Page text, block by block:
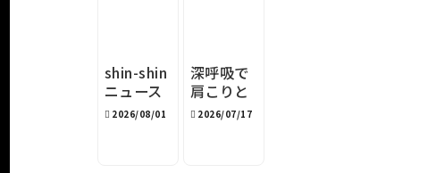
shin-shin
ニュース
レター
2026/08/01
深呼吸で
肩こりと
睡眠を改
2026/07/17